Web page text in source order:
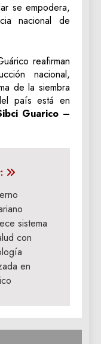
se empodera,
nacional de
reafirman
nacional,
de la siembra
país está en
Guarico –
sistema
con
en